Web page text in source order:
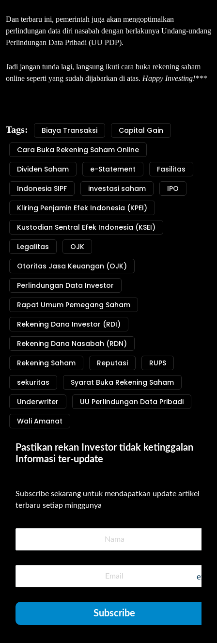
Dan terbaru ini, pemerintah juga akan mengoptimalkan
perlindungan data diri nasabah dengan berlakunya Undang-undang
Perlindungan Data Pribadi (UU PDP).
Jadi jangan tunda lagi, langsung ikuti cara buka rekening saham
online seperti yang sudah dijabarkan di atas. Happy Investing!***
Tags: Biaya Transaksi
Capital Gain
Cara Buka Rekening Saham Online
Dividen Saham
e-Statement
Fasilitas
Indonesia SIPF
investasi saham
IPO
Kliring Penjamin Efek Indonesia (KPEI)
Kustodian Sentral Efek Indonesia (KSEI)
Legalitas
OJK
Otoritas Jasa Keuangan (OJK)
Perlindungan Data Investor
Rapat Umum Pemegang Saham
Rekening Dana Investor (RDI)
Rekening Dana Nasabah (RDN)
Rekening Saham
Reputasi
RUPS
sekuritas
Syarat Buka Rekening Saham
Underwriter
UU Perlindungan Data Pribadi
Wali Amanat
Pastikan rekan Investor tidak ketinggalan
Informasi ter-update
Subscribe sekarang untuk mendapatkan update artikel
terbaru setiap minggunya
Subscribe